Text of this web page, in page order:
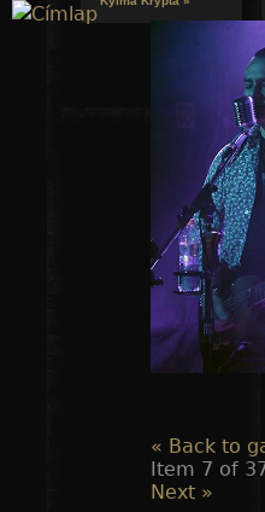
Jump
« Back to
Item 7 of
Next »